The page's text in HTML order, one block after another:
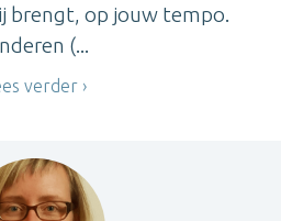
brengt, op jouw tempo.
(...
verder